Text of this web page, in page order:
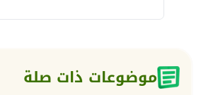
موضوعات ذات صلة